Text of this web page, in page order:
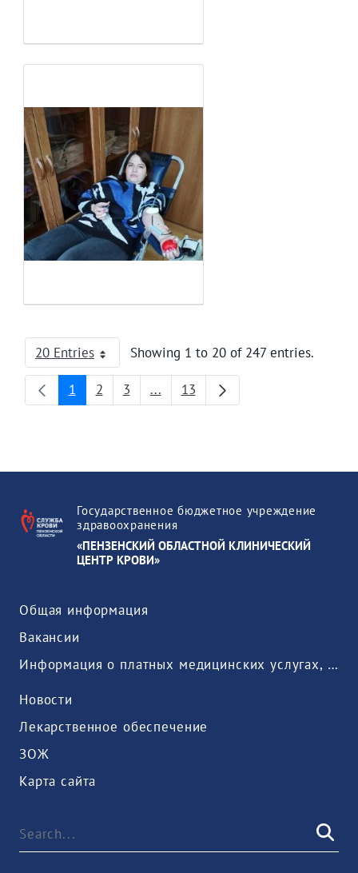
20 Entries
Per Page Showing 1 to 20 of 247 entries.
Page
1 Page
2 Page
3 ...Intermediate Pages
Page
13
Государственное бюджетное учреждение
здравоохранения
«ПЕНЗЕНСКИЙ ОБЛАСТНОЙ КЛИНИЧЕСКИЙ
ЦЕНТР КРОВИ»
Общая информация
Вакансии
Информация о платных медицинских услугах, предоставляемых медицинской организацией
Новости
Лекарственное обеспечение
ЗОЖ
Карта сайта